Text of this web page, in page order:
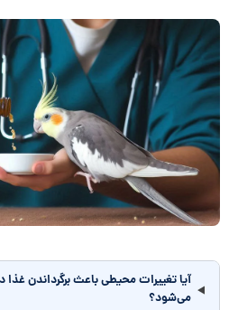
آیا تغییرات محیطی باعث برگرداندن
می‌شود؟